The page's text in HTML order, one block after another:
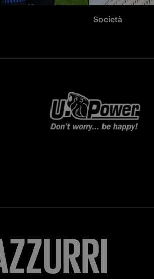
Società